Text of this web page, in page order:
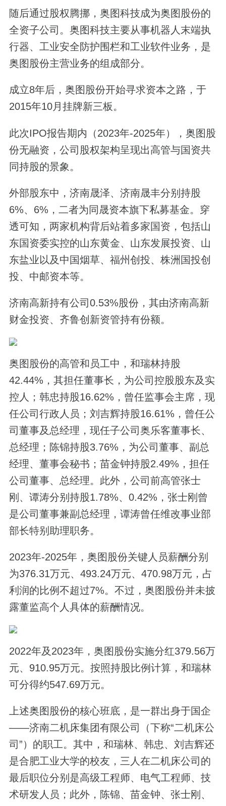
随后通过股权腾挪，奥图科技成为奥图股份的
全资子公司。奥图科技主要从事机器人末端执
行器、工业安全防护围栏和工业软件业务，是
奥图股份主营业务的组成部分。
成立8年后，奥图股份开始寻求资本之路，于
2015年10月挂牌新三板。
此次IPO报告期内（2023年-2025年），奥图股
份无融资，公司股权架构呈现出高管与国资共
同持股的景象。
外部股东中，济南晟泽、济南晟丰分别持股
6%、6%，二者为同晟资本旗下私募基金。穿
透可知，两家机构背后站着多家国资，包括山
东国资委实控的山东黄金、山东发展投资、山
东盐业以及中国烟草、福州创投、株洲国投创
投、中邮资本等。
济南高新持有公司0.53%股份，其由济南高新
财金投资、齐鲁创新资管持有份额。
奥图股份的高管和员工中，和瑞林持股
42.44%，其担任董事长，为公司控股股东及实
控人；韩忠持股16.62%，曾任监事会主席，现
任公司行政人员；刘吉辉持股16.61%，曾任公
司董事及总经理，现任子公司奥乐客董事长、
总经理；陈锦持股3.76%，为公司董事、副总
经理、董事会秘书；苗金钟持股2.49%，担任
公司董事、总经理。此外，公司前高管张士
刚、谭涛分别持股1.78%、0.42%，张士刚曾
是公司董事兼副总经理，谭涛曾任维改事业部
部长特别助理职务。
2023年-2025年，奥图股份关键人员薪酬分别
为376.31万元、493.24万元、470.98万元，占
利润的比例不超过7%。不过，奥图股份并未披
露董监高个人具体的薪酬情况。
2022年及2023年，奥图股份实施分红379.56万
元、910.95万元。按照持股比例计算，和瑞林
可分得约547.69万元。
上述奥图股份的核心班底，是一群出身于国企
——济南二机床集团有限公司（下称“二机床公
司”）的职工。其中，和瑞林、韩忠、刘吉辉还
是合肥工业大学的校友，三人在二机床公司的
最后职位分别是高级工程师、电气工程师、技
术研发人员；此外，陈锦、苗金钟、张士刚、